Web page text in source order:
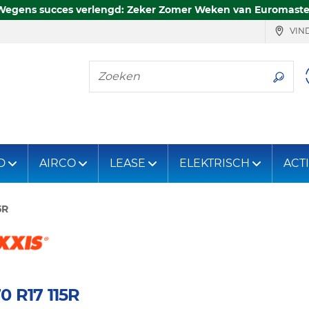
succes verlengd: Zeker Zomer Weken van
Zoeken
AIRCO LEASE ELEKTRISCH
R17 115R